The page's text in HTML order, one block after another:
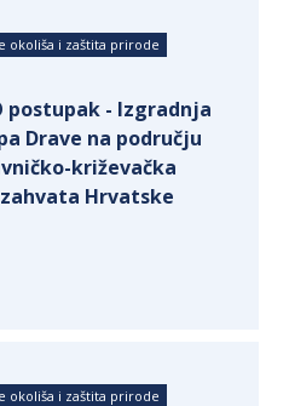
okoliša i zaštita prirode
postupak - Izgradnja
Drave na području
križevačka
Hrvatske
okoliša i zaštita prirode